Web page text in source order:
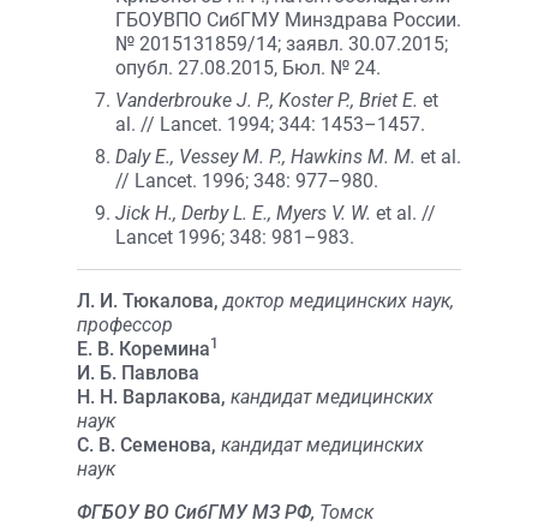
ГБОУВПО СибГМУ Минздрава России.
№ 2015131859/14; заявл. 30.07.2015;
опубл. 27.08.2015, Бюл. № 24.
Vanderbrouke J. P., Koster P., Briet E. et
al. // Lancet. 1994; 344: 1453–1457.
Daly E., Vessey M. P., Hawkins M. M. et al.
// Lancet. 1996; 348: 977–980.
Jick H., Derby L. E., Myers V. W. et al. //
Lancet 1996; 348: 981–983.
Л. И. Тюкалова, доктор медицинских наук,
профессор
Е. В. Коремина1
И. Б. Павлова
Н. Н. Варлакова, кандидат медицинских
наук
С. В. Семенова, кандидат медицинских
наук
ФГБОУ ВО СибГМУ МЗ РФ, Томск